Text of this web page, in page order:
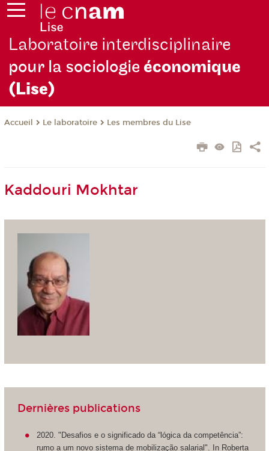
Laboratoire interdisciplinaire
pour la sociologieéconomique
(Lise)
Accueil Le laboratoire Les membres du Lise
Kaddouri Mokhtar
Dernières publications
2020. "Desafios e o significado da “lógica da competência”:
rumo a um novo sistema de mobilização salarial". In Roberta